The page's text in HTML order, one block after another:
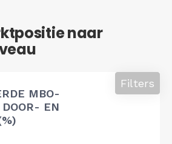
naar
MBO-
EN
Filters